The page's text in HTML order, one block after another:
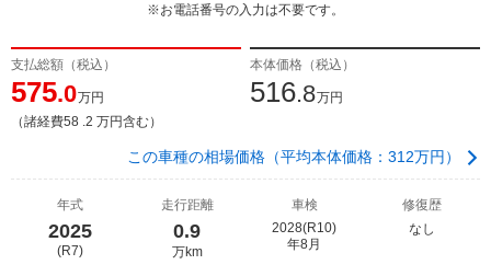
※お電話番号の入力は不要です。
支払総額（税込）
575.0万円
（諸経費58 .2 万円含む）
本体価格（税込）
516.8万円
この車種の相場価格（平均本体価格：312万円）
年式
2025
(R7)
走行距離
0.9
万km
車検
2028(R10)
年8月
修復歴
なし